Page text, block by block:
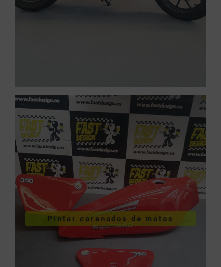
Pintar carenados de motos
Pintar carenados de
motos
VER PINTURA DE CARENADOS